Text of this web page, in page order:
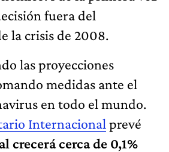
fuera del
la crisis de 2008.
las proyecciones
medidas ante el
en todo el mundo.
Internacional prevé
crecerá cerca de 0,1%